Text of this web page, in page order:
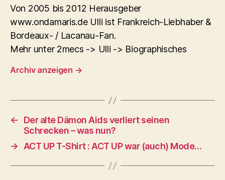
Von 2005 bis 2012 Herausgeber
www.ondamaris.de Ulli ist Frankreich-Liebhaber &
Bordeaux- / Lacanau-Fan.
Mehr unter 2mecs -> Ulli -> Biographisches
Archiv anzeigen →
←
Der alte Dämon Aids verliert seinen
Schrecken – was nun?
→
ACT UP T-Shirt : ACT UP war (auch) Mode…